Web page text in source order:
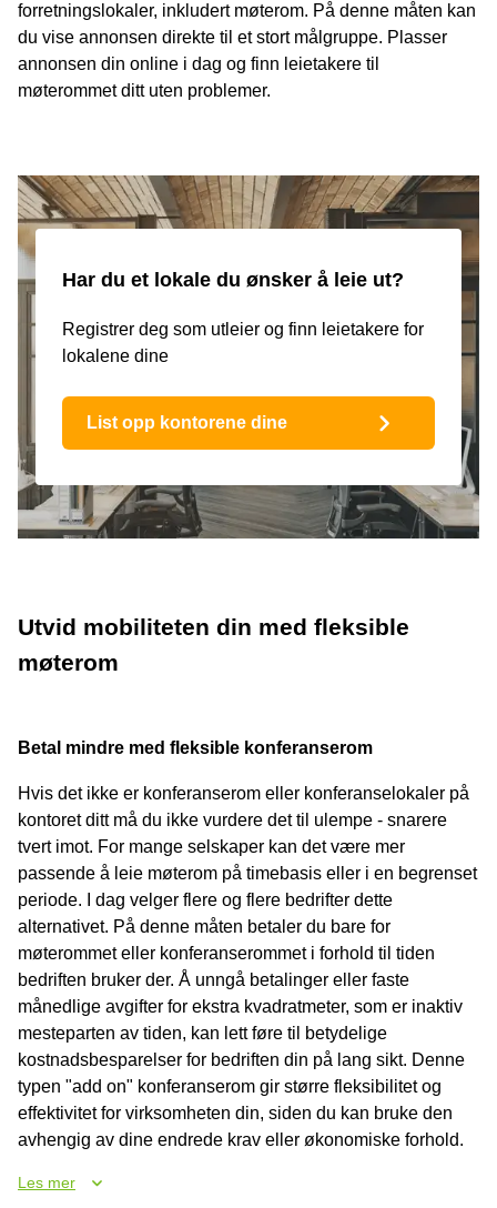
forretningslokaler, inkludert møterom. På denne måten kan
du vise annonsen direkte til et stort målgruppe. Plasser
annonsen din online i dag og finn leietakere til
møterommet ditt uten problemer.
Har du et lokale du ønsker å leie ut?
Registrer deg som utleier og finn leietakere for
lokalene dine
List opp kontorene dine
Utvid mobiliteten din med fleksible
møterom
Betal mindre med fleksible konferanserom
Hvis det ikke er konferanserom eller konferanselokaler på
kontoret ditt må du ikke vurdere det til ulempe - snarere
tvert imot. For mange selskaper kan det være mer
passende å leie møterom på timebasis eller i en begrenset
periode. I dag velger flere og flere bedrifter dette
alternativet. På denne måten betaler du bare for
møterommet eller konferanserommet i forhold til tiden
bedriften bruker der. Å unngå betalinger eller faste
månedlige avgifter for ekstra kvadratmeter, som er inaktiv
mesteparten av tiden, kan lett føre til betydelige
kostnadsbesparelser for bedriften din på lang sikt. Denne
typen "add on" konferanserom gir større fleksibilitet og
effektivitet for virksomheten din, siden du kan bruke den
avhengig av dine endrede krav eller økonomiske forhold.
Les mer